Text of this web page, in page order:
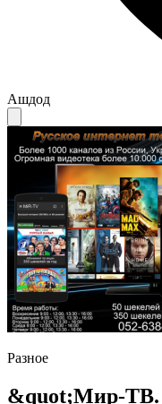
Ашдод
Разное
&quot;Мир-ТВ.